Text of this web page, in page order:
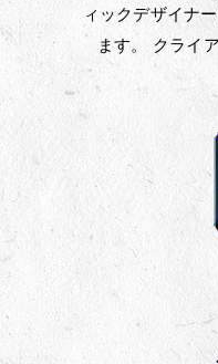
ィックデザイナ
ます。 クライ